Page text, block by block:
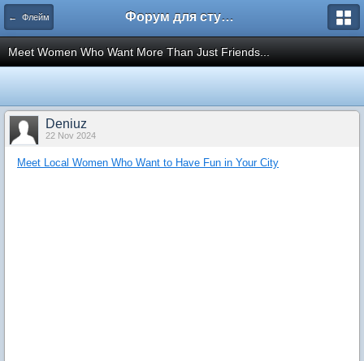
← Флейм Форум для студента СГА
Meet Women Who Want More Than Just Friends...
Deniuz
22 Nov 2024
Meet Local Women Who Want to Have Fun in Your City